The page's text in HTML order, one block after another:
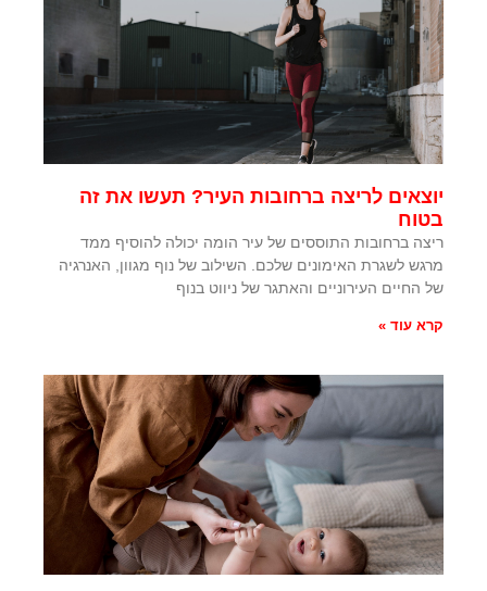
יוצאים לריצה ברחובות העיר? תעשו את זה
בטוח
ריצה ברחובות התוססים של עיר הומה יכולה להוסיף ממד
מרגש לשגרת האימונים שלכם. השילוב של נוף מגוון, האנרגיה
של החיים העירוניים והאתגר של ניווט בנוף
קרא עוד »